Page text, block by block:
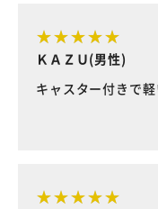
ＫＡＺＵ(男性)
キャスター付きで軽